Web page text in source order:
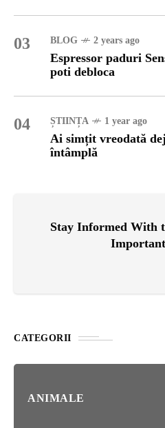
03 BLOG 2 years ago
Espressor paduri
poti debloca
04 ȘTIINȚA 1 year ago
Ai simțit vreodată
întâmplă
Stay Informed With
CATEGORII
ANIMALE